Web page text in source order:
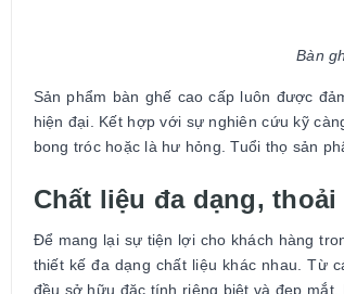
Bàn
Sản phẩm bàn ghế cao cấp luôn được
hiện đại. Kết hợp với sự nghiên cứu kỹ
bong tróc hoặc là hư hỏng. Tuổi thọ sản
Chất liệu đa dạng,
Để mang lại sự tiện lợi cho khách hàng
thiết kế đa dạng chất liệu khác nhau. Từ
đều sở hữu đặc tính riêng biệt và đẹp